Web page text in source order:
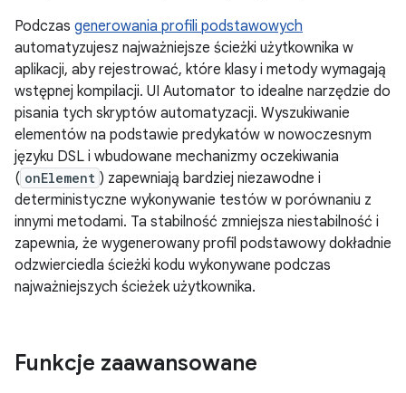
Podczas generowania profili podstawowych
automatyzujesz najważniejsze ścieżki użytkownika w
aplikacji, aby rejestrować, które klasy i metody wymagają
wstępnej kompilacji. UI Automator to idealne narzędzie do
pisania tych skryptów automatyzacji. Wyszukiwanie
elementów na podstawie predykatów w nowoczesnym
języku DSL i wbudowane mechanizmy oczekiwania
( onElement ) zapewniają bardziej niezawodne i
deterministyczne wykonywanie testów w porównaniu z
innymi metodami. Ta stabilność zmniejsza niestabilność i
zapewnia, że wygenerowany profil podstawowy dokładnie
odzwierciedla ścieżki kodu wykonywane podczas
najważniejszych ścieżek użytkownika.
Funkcje zaawansowane